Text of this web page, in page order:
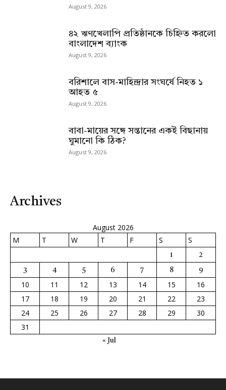
August 9, 2026
৪২ ঋণখেলাপি প্রতিষ্ঠানকে চিহ্নিত করলো
বাংলাদেশ ব্যাংক
August 9, 2026
বরিশালে বাস-মাহিন্দ্রার সংঘর্ষে নিহত ১
আহত ৫
August 9, 2026
বাবা-মায়ের সঙ্গে সন্তানের একই বিছানায়
ঘুমানো কি ঠিক?
August 9, 2026
Archives
August 2026
M
T W T F S S
1 2
3 4 5 6 7 8 9
10 11 12 13 14 15
16
17
18 19 20 21 22
23
24
25 26 27 28 29
30
31
« Jul